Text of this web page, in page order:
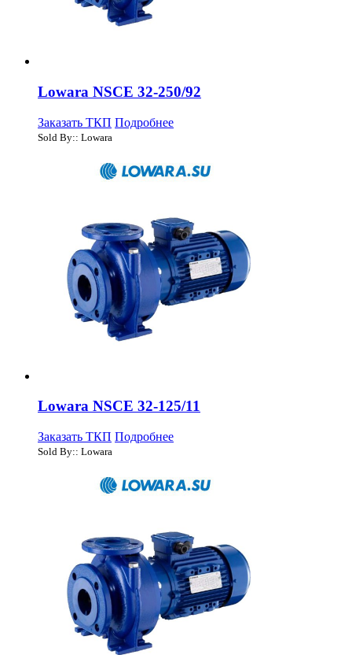
Lowara NSCE 32-250/92
Заказать ТКП Подробнее
Sold By:: Lowara
Lowara NSCE 32-125/11
Заказать ТКП Подробнее
Sold By:: Lowara